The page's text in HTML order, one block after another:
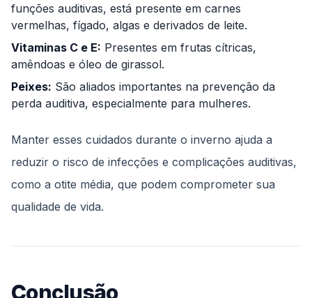
funções auditivas, está presente em carnes
vermelhas, fígado, algas e derivados de leite.
Vitaminas C e E: Presentes em frutas cítricas,
amêndoas e óleo de girassol.
Peixes: São aliados importantes na prevenção da
perda auditiva, especialmente para mulheres.
Manter esses cuidados durante o inverno ajuda a
reduzir o risco de infecções e complicações auditivas,
como a otite média, que podem comprometer sua
qualidade de vida.
Conclusão